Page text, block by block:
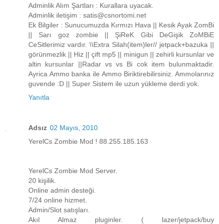
Adminlik Alım Şartları : Kurallara uyacak.
Adminlik iletişim : satis@csnortomi.net
Ek Bilgiler : Sunucumuzda Kırmızı Hava || Kesik Ayak ZomBi
|| Sarı goz zombie || ŞiReK Gibi DeGişik ZoMBiE
CeSitlerimiz vardır. \\Extra Silah(item)ler// jetpack+bazuka ||
görünmezlik || Hiz || çift mp5 || minigun || zehirli kursunlar ve
altin kursunlar ||Radar vs vs Bi cok item bulunmaktadir.
Ayrica Ammo banka ile Ammo Biriktirebilirsiniz. Ammolarınız
guvende :D || Super Sistem ile uzun yükleme derdi yok.
Yanıtla
Adsız 02 Mayıs, 2010
YerelCs Zombie Mod ! 88.255.185.163
YerelCs Zombie Mod Server.
20 kişilik.
Online admin desteği.
7/24 online hizmet.
Admin/Slot satışları.
Akıl Almaz pluginler. ( lazer/jetpack/buy